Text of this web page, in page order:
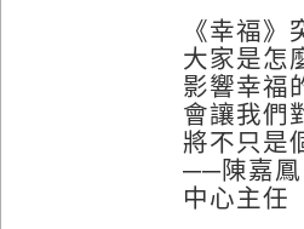
《幸福
大家是怎
影響幸福
會讓我們
將不只是
──陳嘉
中心主任